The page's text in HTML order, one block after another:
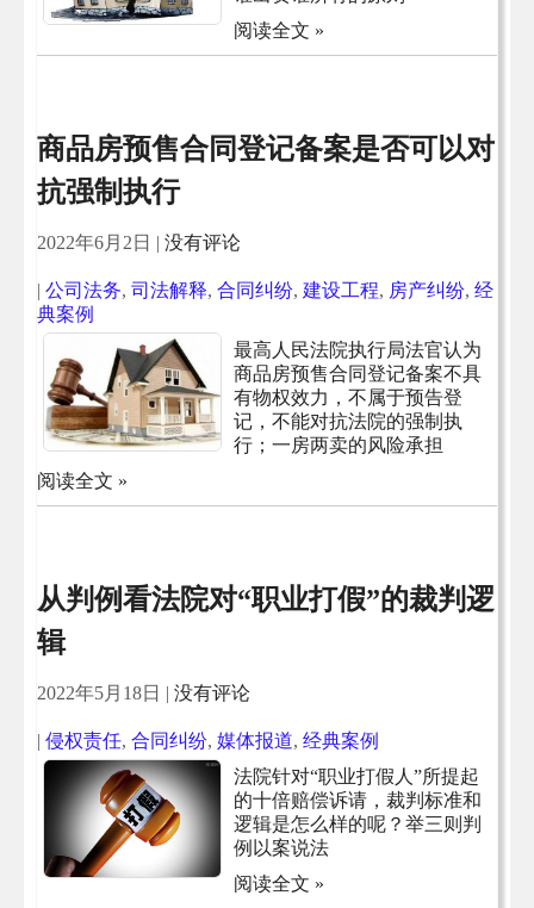
阅读全文 »
商品房预售合同登记备案是否可以对
抗强制执行
2022年6月2日 | 没有评论
| 公司法务, 司法解释, 合同纠纷, 建设工程, 房产纠纷, 经
典案例
最高人民法院执行局法官认为
商品房预售合同登记备案不具
有物权效力，不属于预告登
记，不能对抗法院的强制执
行；一房两卖的风险承担
阅读全文 »
从判例看法院对“职业打假”的裁判逻
辑
2022年5月18日 | 没有评论
| 侵权责任, 合同纠纷, 媒体报道, 经典案例
法院针对“职业打假人”所提起
的十倍赔偿诉请，裁判标准和
逻辑是怎么样的呢？举三则判
例以案说法
阅读全文 »